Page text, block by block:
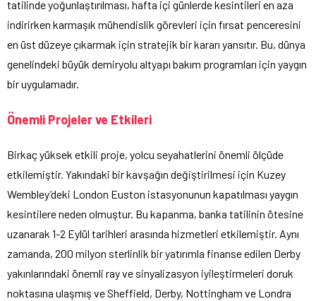
tatilinde yoğunlaştırılması, hafta içi günlerde kesintileri en aza
indirirken karmaşık mühendislik görevleri için fırsat penceresini
en üst düzeye çıkarmak için stratejik bir kararı yansıtır. Bu, dünya
genelindeki büyük demiryolu altyapı bakım programları için yaygın
bir uygulamadır.
Önemli Projeler ve Etkileri
Birkaç yüksek etkili proje, yolcu seyahatlerini önemli ölçüde
etkilemiştir. Yakındaki bir kavşağın değiştirilmesi için Kuzey
Wembley’deki London Euston istasyonunun kapatılması yaygın
kesintilere neden olmuştur. Bu kapanma, banka tatilinin ötesine
uzanarak 1-2 Eylül tarihleri arasında hizmetleri etkilemiştir. Aynı
zamanda, 200 milyon sterlinlik bir yatırımla finanse edilen Derby
yakınlarındaki önemli ray ve sinyalizasyon iyileştirmeleri doruk
noktasına ulaşmış ve Sheffield, Derby, Nottingham ve Londra